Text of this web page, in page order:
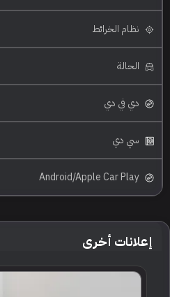
نظام الخرائط
الحالة
دي في دي
سي دي
Android/Apple Car Play
إعلانات أخرى